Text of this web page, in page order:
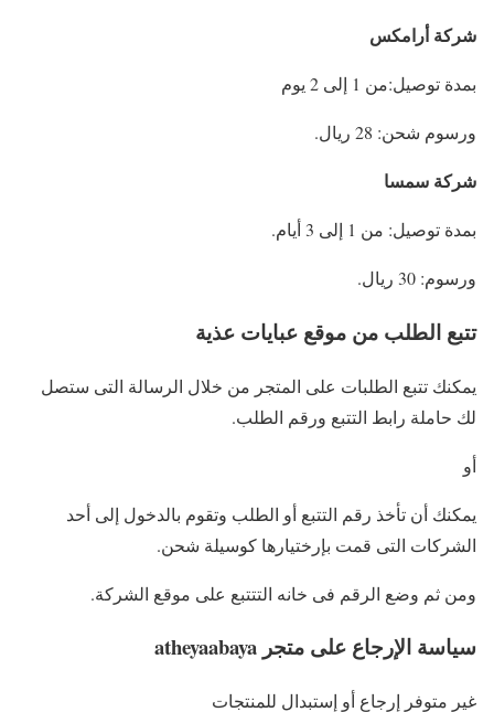
شركة أرامكس
بمدة توصيل:من 1 إلى 2 يوم
ورسوم شحن: 28 ريال.
شركة سمسا
بمدة توصيل: من 1 إلى 3 أيام.
ورسوم: 30 ريال.
تتبع الطلب من موقع عبايات عذية
يمكنك تتبع الطلبات على المتجر من خلال الرسالة التى ستصل
لك حاملة رابط التتبع ورقم الطلب.
أو
يمكنك أن تأخذ رقم التتبع أو الطلب وتقوم بالدخول إلى أحد
الشركات التى قمت بإرختيارها كوسيلة شحن.
ومن ثم وضع الرقم فى خانه التتتبع على موقع الشركة.
سياسة الإرجاع على متجر atheyaabaya
غير متوفر إرجاع أو إستبدال للمنتجات